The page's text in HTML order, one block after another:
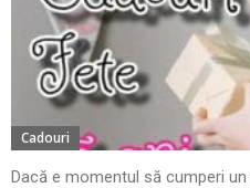
Cadouri
Dacă e momentul să cumperi